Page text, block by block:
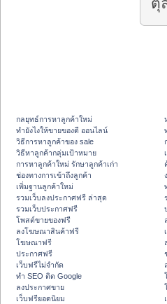
ตุ
กลยุทธ์การหาลูกค้าใหม่
ทํายังไงให้ขายของดี ออนไลน์
วิธีการหาลูกค้าของ sale
วิธีหาลูกค้ากลุ่มเป้าหมาย
การหาลูกค้าใหม่ รักษาลูกค้าเก่า
ช่องทางการเข้าถึงลูกค้า
เพิ่มฐานลูกค้าใหม่
รวมเว็บลงประกาศฟรี ล่าสุด
รวมเว็บประกาศฟรี
โพสต์ขายของฟรี
ลงโฆษณาสินค้าฟรี
โฆษณาฟรี
ประกาศฟรี
เว็บฟรีไม่จำกัด
ทำ SEO ติด Google
ลงประกาศขาย
เว็บฟรียอดนิยม